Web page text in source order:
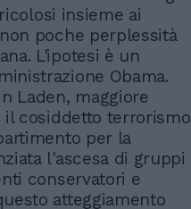
insieme ai
poche perplessità
L'ipotesi è un
Obama.
Laden, maggiore
il cosiddetto terrorismo
per la
l'ascesa di gruppi
conservatori e
atteggiamento